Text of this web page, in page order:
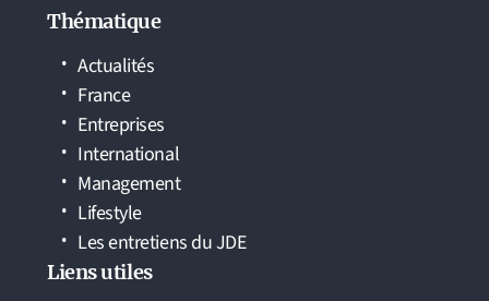
Thématique
Actualités
France
Entreprises
International
Management
Lifestyle
Les entretiens du JDE
Liens utiles